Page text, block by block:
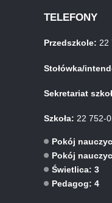
TELEFONY
Przedszkole: 22
Stołówka/
Sekretariat
Szkoła: 22 752-
Pokój
Pokój
Świetlica: 3
Pedagog: 4